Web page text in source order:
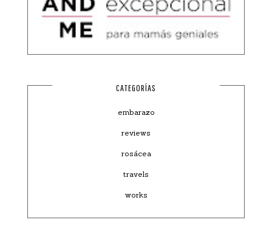
CATEGORÍAS
embarazo
reviews
rosácea
travels
works